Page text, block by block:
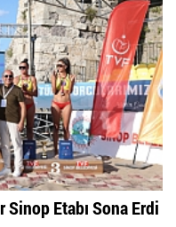
Etabı Sona Erdi